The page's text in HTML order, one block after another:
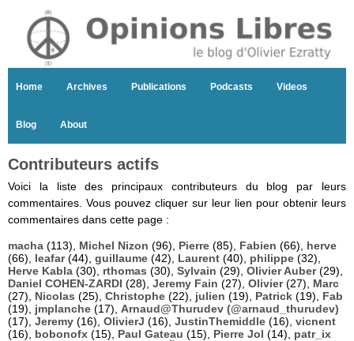
Home Archives Publications Podcasts Videos
Blog About
Contributeurs actifs
Voici la liste des principaux contributeurs du blog par leurs
commentaires. Vous pouvez cliquer sur leur lien pour obtenir leurs
commentaires dans cette page :
macha (113), Michel Nizon (96), Pierre (85), Fabien (66), herve
(66), leafar(44), guillaume (42), Laurent (40), philippe (32),
Herve Kabla (30), rthomas (30), Sylvain (29), Olivier Auber(29),
Daniel COHEN-ZARDI (28), Jeremy Fain (27), Olivier(27), Marc
(27), Nicolas (25), Christophe (22), julien (19), Patrick (19), Fab
(19), jmplanche (17), Arnaud@Thurudev (@arnaud_thurudev)
(17), Jeremy (16), OlivierJ (16), JustinThemiddle (16), vicnent
(16), bobonofx (15), Paul Gateau (15), Pierre Jol (14), patr_ix